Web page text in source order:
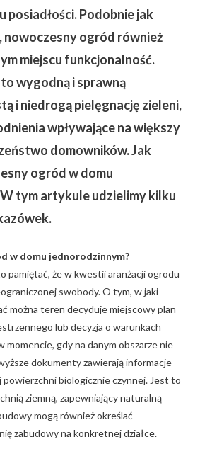
posiadłości. Podobnie jak
nowoczesny ogród również
miejscu funkcjonalność.
wygodną i sprawną
i niedrogą pielęgnację zieleni,
wpływające na większy
domowników. Jak
ogród w domu
tym artykule udzielimy kilku
w domu jednorodzinnym?
pamiętać, że w kwestii aranżacji ogrodu
swobody. O tym, w jaki
można teren decyduje miejscowy plan
lub decyzja o warunkach
momencie, gdy na danym obszarze nie
dokumenty zawierają informacje
powierzchni biologicznie czynnej. Jest to
ziemną, zapewniający naturalną
mogą również określać
zabudowy na konkretnej działce.